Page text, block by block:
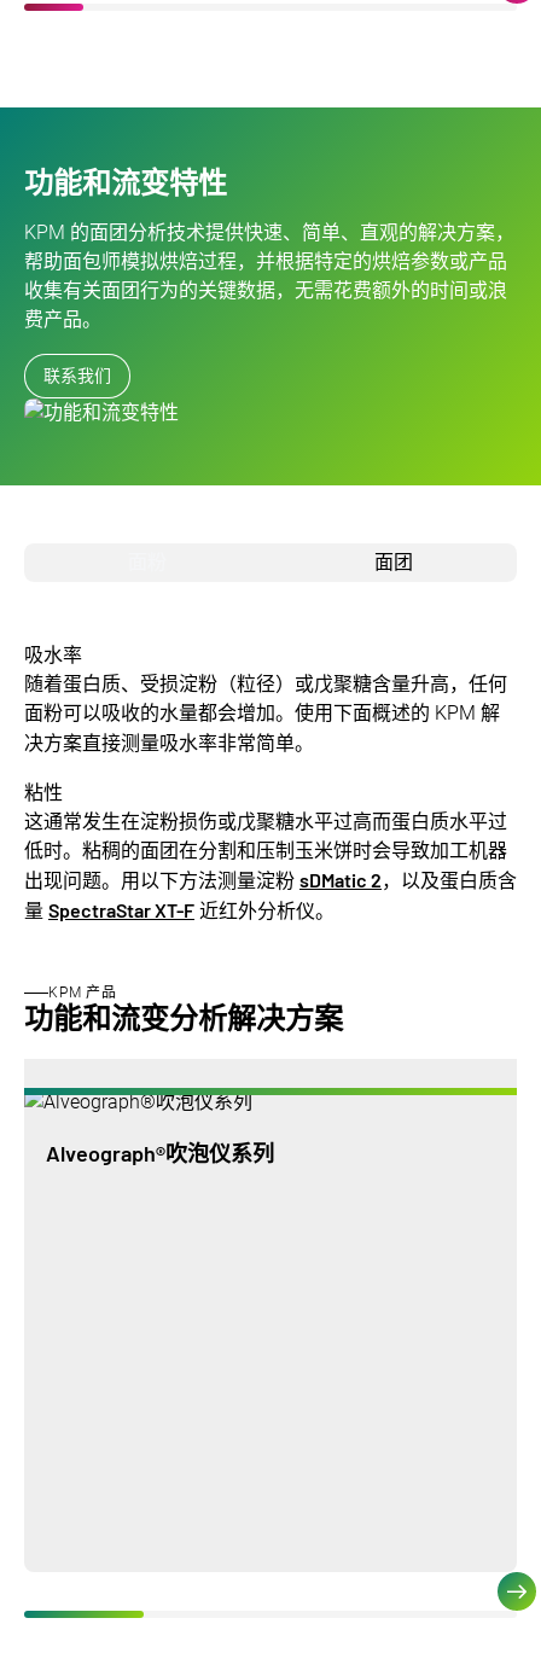
功能和流变特性
KPM 的面团分析技术提供快速、简单、直观的解决方案，
帮助面包师模拟烘焙过程，并根据特定的烘焙参数或产品
收集有关面团行为的关键数据，无需花费额外的时间或浪
费产品。
联系我们
面团
吸水率
随着蛋白质、受损淀粉（粒径）或戊聚糖含量升高，任何
面粉可以吸收的水量都会增加。使用下面概述的 KPM 解
决方案直接测量吸水率非常简单。
粘性
这通常发生在淀粉损伤或戊聚糖水平过高而蛋白质水平过
低时。粘稠的面团在分割和压制玉米饼时会导致加工机器
出现问题。用以下方法测量淀粉 sDMatic 2，以及蛋白质含
量 SpectraStar XT-F 近红外分析仪。
KPM 产品
功能和流变分析解决方案
Alveograph®吹泡仪系列